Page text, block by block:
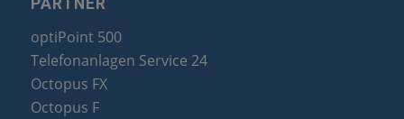
PARTNER
optiPoint 500
Telefonanlagen Service 24
Octopus FX
Octopus F